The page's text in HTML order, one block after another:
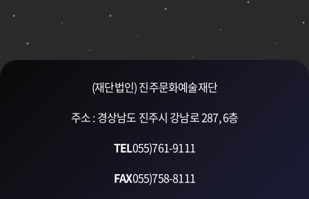
(재단법인) 진주문화예술재단
주소 : 경상남도 진주시 강남로 287, 6층
TEL055)761-9111
FAX055)758-8111